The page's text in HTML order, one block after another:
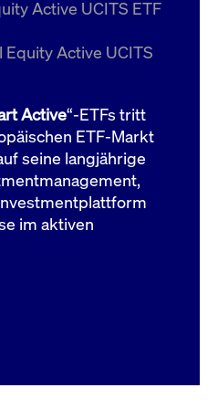
Active UCITS ETF
Active UCITS
Active“-ETFs tritt
ETF-Markt
seine langjährige
im aktiven
boerse.com
Domain
bis